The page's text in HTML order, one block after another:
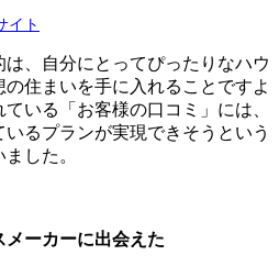
イト
、自分にとってぴったりなハウ
住まいを手に入れることですよ
いる「お客様の口コミ」には、
るプランが実現できそうという
した。
ーカーに出会えた